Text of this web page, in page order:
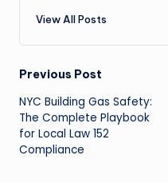
View All Posts
Post
navigation
Previous Post
NYC Building Gas Safety:
The Complete Playbook
for Local Law 152
Compliance